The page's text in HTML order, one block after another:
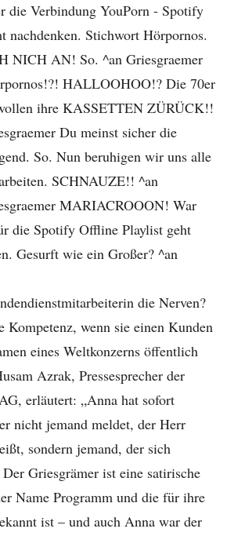
die Verbindung YouPorn - Spotify
nachdenken. Stichwort Hörpornos.
NICH AN! So. ^an Griesgraemer
HALLOOHOO!? Die 70er
ihre KASSETTEN ZÜRÜCK!!
Du meinst sicher die
So. Nun beruhigen wir uns alle
SCHNAUZE!! ^an
MARIACROOON! War
die Spotify Offline Playlist geht
Gesurft wie ein Großer? ^an
die Nerven?
Kompetenz, wenn sie einen Kunden
eines Weltkonzerns öffentlich
Azrak, Pressesprecher der
erläutert: „Anna hat sofort
nicht jemand meldet, der Herr
sondern jemand, der sich
Griesgrämer ist eine satirische
Name Programm und die für ihre
ist – und auch Anna war der